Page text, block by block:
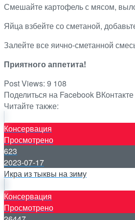
Смешайте картофель с мясом,
Яйца взбейте со сметаной,
Залейте все яично-сметанной
Приятного аппетита!
Post Views: 9 108
Поделиться на Facebook ВКонтакте
Читайте также:
Консервация
Просмотрено
623
2023-07-17
Икра из тыквы на зиму
Консервация
Просмотрено